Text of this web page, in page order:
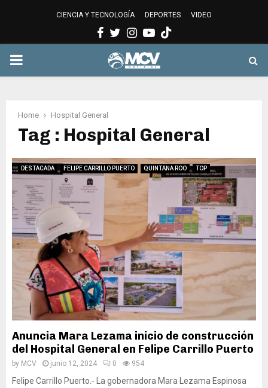
CIENCIA Y TECNOLOGÍA DEPORTES VIDEO
Facebook
Twitter
Instagram
Youtube
PRIMARY
Home Hospital General
Tag : Hospital General
DESTACADA FELIPE CARRILLO PUERTO QUINTANA ROO TOP
Anuncia Mara Lezama inicio de construcción
del Hospital General en Felipe Carrillo Puerto
by MCV junio 12, 2024 0 954
Felipe Carrillo Puerto.- La gobernadora Mara Lezama Espinosa